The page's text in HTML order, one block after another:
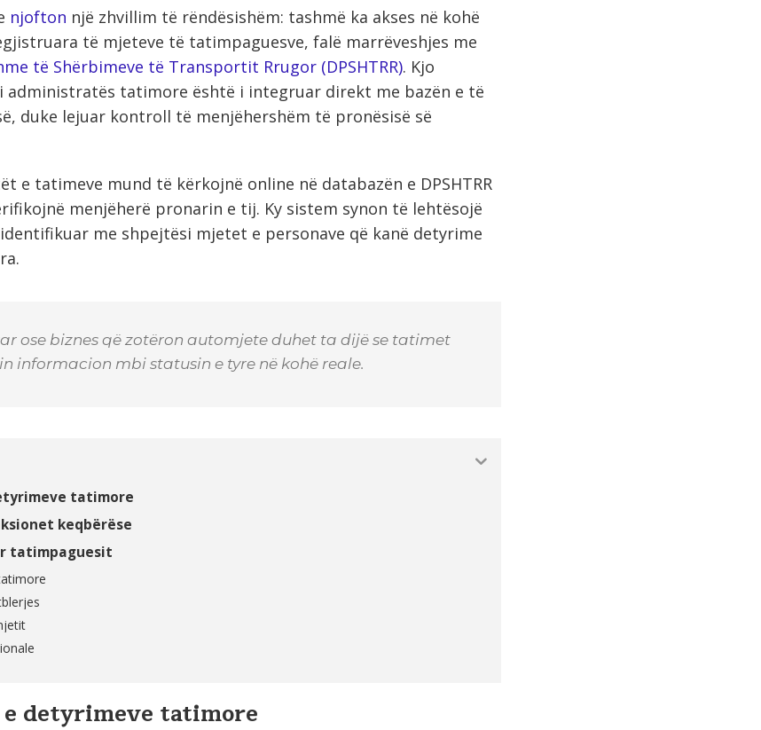
njofton një zhvillim të rëndësishëm: tashmë ka akses në kohë
të mjeteve të tatimpaguesve, falë marrëveshjes me
të Shërbimeve të Transportit Rrugor (DPSHTRR). Kjo
administratës tatimore është i integruar direkt me bazën e të
duke lejuar kontroll të menjëhershëm të pronësisë së
e tatimeve mund të kërkojnë online në databazën e DPSHTRR
menjëherë pronarin e tij. Ky sistem synon të lehtësojë
me shpejtësi mjetet e personave që kanë detyrime
ose biznes që zotëron automjete duhet ta dijë se tatimet
informacion mbi statusin e tyre në kohë reale.
tatimore
keqbërëse
tatimpaguesit
e detyrimeve tatimore